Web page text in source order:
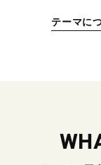
テーマに